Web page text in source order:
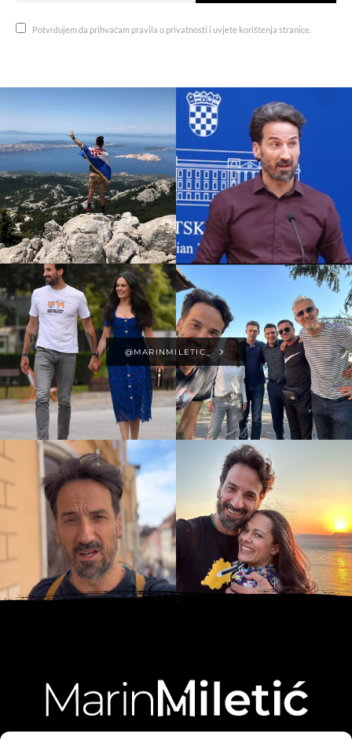
Potvrđujem da prihvaćam pravila o privatnosti i uvjete korištenja stranice.
@MARINMILETIC_